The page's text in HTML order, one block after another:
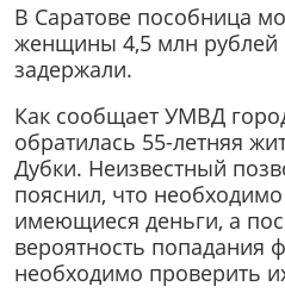
В Саратове пособница
женщины 4,5 млн рублей
задержали.
Как сообщает УМВД
обратилась 55-летняя
Дубки. Неизвестный
пояснил, что
имеющиеся деньги, а
вероятность попадания
необходимо проверить